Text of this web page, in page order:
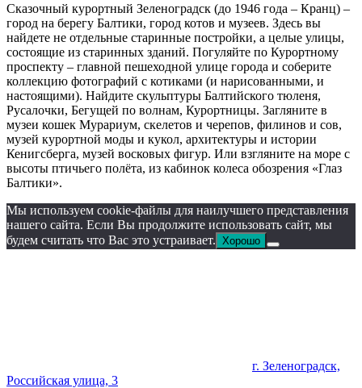
Сказочный курортный Зеленоградск (до 1946 года – Кранц) –
город на берегу Балтики, город котов и музеев. Здесь вы
найдете не отдельные старинные постройки, а целые улицы,
состоящие из старинных зданий. Погуляйте по Курортному
проспекту – главной пешеходной улице города и соберите
коллекцию фотографий с котиками (и нарисованными, и
настоящими). Найдите скульптуры Балтийского тюленя,
Русалочки, Бегущей по волнам, Курортницы. Загляните в
музеи кошек Мурариум, скелетов и черепов, филинов и сов,
музей курортной моды и кукол, архитектуры и истории
Кенигсберга, музей восковых фигур. Или взгляните на море с
высоты птичьего полёта, из кабинок колеса обозрения «Глаз
Балтики».
Мы используем cookie-файлы для наилучшего представления
нашего сайта. Если Вы продолжите использовать сайт, мы
будем считать что Вас это устраивает. Хорошо
г. Зеленоградск,
Российская улица, 3